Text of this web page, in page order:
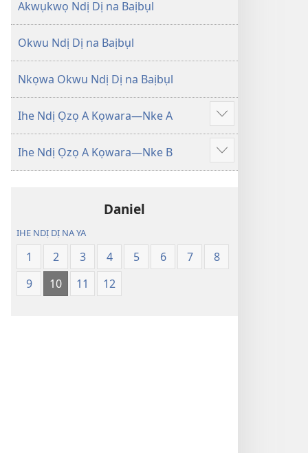
Degharịrị
n'Afọ 2013)
Degharịrị
n'Afọ 2013)
Akwụkwọ Ndị Dị na Baịbụl
Okwu Ndị Dị na Baịbụl
Nkọwa Okwu Ndị Dị na Baịbụl
Ihe Ndị Ọzọ A Kọwara—Nke A Gosikwuo
Ihe Ndị Ọzọ A Kọwara—Nke B Gosikwuo
Daniel
IHE NDỊ DỊ NA YA
1 2 3 4 5 6 7
8
9
10 11 12